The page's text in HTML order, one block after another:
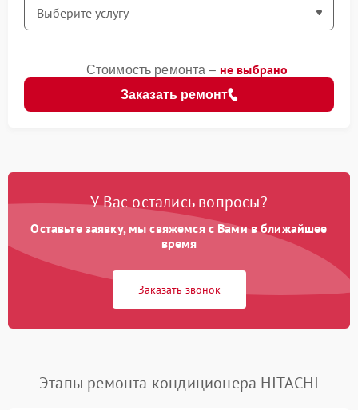
Заказать ремонт
Стоимость ремонта – не выбрано
У Вас остались вопросы?
Оставьте заявку, мы свяжемся с Вами в ближайшее
время
Заказать звонок
Этапы ремонта кондиционера HITACHI